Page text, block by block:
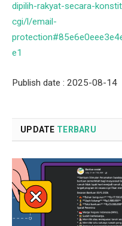
dipilih-rakyat-secara-
cgi/l/email-
e1
Publish date : 2025-08-14
UPDATE TERBARU